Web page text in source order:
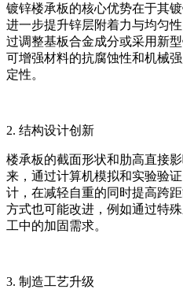
镀锌楼承板的核心优势在于其
进一步提升锌层附着力与均匀
过调整基板合金成分或采用新
可增强材料的抗腐蚀性和机械
定性。
2. 结构设计创新
楼承板的截面形状和肋高直接
来，通过计算机模拟和实验验
计，在减轻自重的同时提高跨
方式也可能改进，例如通过特
工中的加固需求。
3. 制造工艺升级